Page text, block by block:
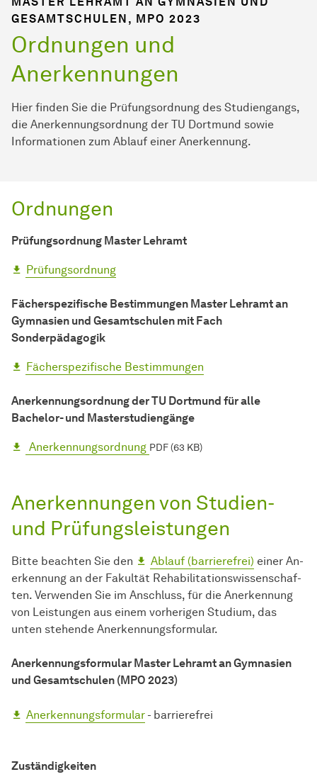
GESAMTSCHULEN , MPO 2023
Ordnungen und
Anerkennungen
Hier finden Sie die Prüfungsordnung des Studiengangs,
die Anerkennungsordnung der TU Dortmund sowie
Informationen zum Ablauf einer Anerkennung.
Ordnungen
Prüfungsordnung Master Lehramt
Prüfungsordnung
Fächerspezifische Bestimmungen Master Lehramt an
Gymnasien und Gesamtschulen mit Fach
Sonderpädagogik
Fächerspezifische Bestimmungen
Anerkennungsordnung der TU Dortmund für alle
Bachelor- und Masterstudiengänge
Anerkennungsordnung PDF (63 KB)
Anerkennungen von Studien-
und Prüfungsleistungen
Bitte beachten Sie den Ablauf (barrierefrei) einer An­
er­ken­nung an der Fakultät Re­ha­bili­ta­tions­wissen­schaf­
ten. Verwenden Sie im Anschluss, für die An­er­ken­nung
von Leis­tun­gen aus ei­nem vorherigen Stu­di­um, das
unten ste­hen­de Anerkennungsformular.
Anerkennungsformular Master Lehramt an Gymnasien
und Gesamtschulen (MPO 2023)
Anerkennungsformular - barrierefrei
Zuständigkeiten